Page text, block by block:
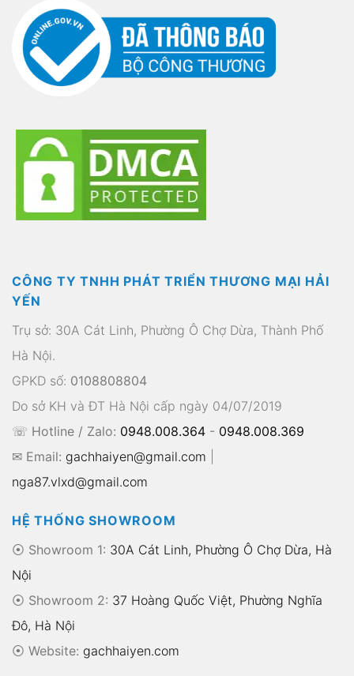
CÔNG TY TNHH PHÁT TRIỂN THƯƠNG MẠI HẢI
YẾN
Trụ sở: 30A Cát Linh, Phường Ô Chợ Dừa, Thành Phố
Hà Nội.
GPKD số: 0108808804
Do sở KH và ĐT Hà Nội cấp ngày 04/07/2019
☏ Hotline / Zalo: 0948.008.364 - 0948.008.369
✉ Email: gachhaiyen@gmail.com
nga87.vlxd@gmail.com
HỆ THỐNG SHOWROOM
⦿ Showroom 1: 30A Cát Linh, Phường Ô Chợ Dừa, Hà
Nội
⦿ Showroom 2: 37 Hoàng Quốc Việt, Phường Nghĩa
Đô, Hà Nội
⦿ Website: gachhaiyen.com